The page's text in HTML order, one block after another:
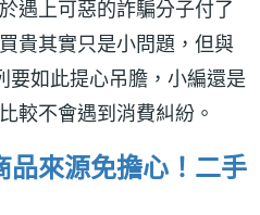
遇上可惡的詐騙分子付了
貴其實只是小問題，但與
要如此提心吊膽，小編還是
較不會遇到消費糾紛。
品來源免擔心！二手